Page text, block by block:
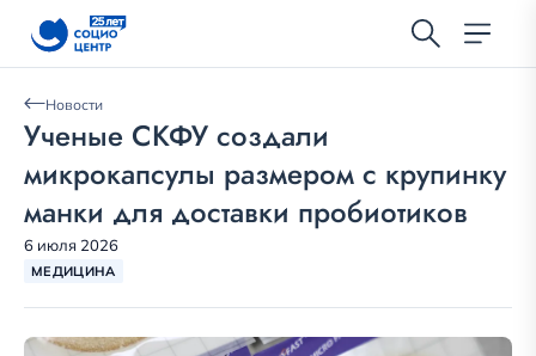
Новости
Ученые СКФУ создали
микрокапсулы размером с крупинку
манки для доставки пробиотиков
6 июля 2026
МЕДИЦИНА